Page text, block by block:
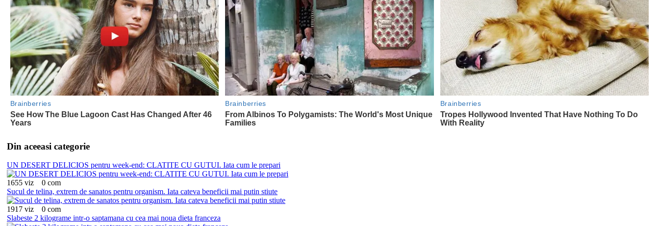
Din aceeasi categorie
UN DESERT DELICIOS pentru week-end: CLATITE CU GUTUI. Iata cum le prepari
1655 viz
0 com
Sucul de telina, extrem de sanatos pentru organism. Iata cateva beneficii mai putin stiute
1917 viz
0 com
Slabeste 2 kilograme intr-o saptamana cu cea mai noua dieta franceza